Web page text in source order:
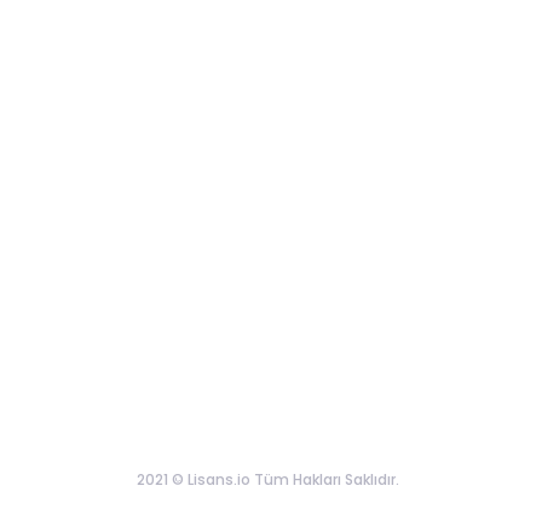
2021 © Lisans.io Tüm Hakları Saklıdır.